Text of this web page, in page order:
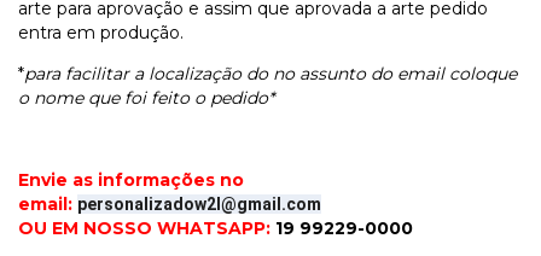
arte para aprovação e assim que aprovada a arte pedido
entra em produção.
*para facilitar a localização do no assunto do email coloque
o nome que foi feito o pedido*
Envie as informações no
email: personalizadow2l@gmail.com
OU EM NOSSO WHATSAPP: 19 99229-0000